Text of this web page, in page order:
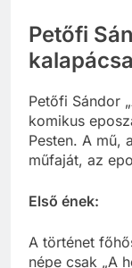
Petőfi
Petőfi Sándor
komikus
Pesten. A mű,
műfaját, az
Első ének:
A történet
népe csak „A